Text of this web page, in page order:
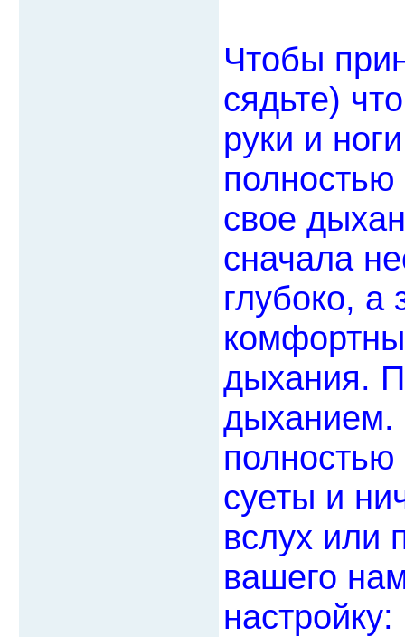
Чтобы
сядьте)
руки и
полностью
свое
сначала
глубоко, а
дыхания.
дыханием.
полностью
суеты и
вслух
вашего
настройку: